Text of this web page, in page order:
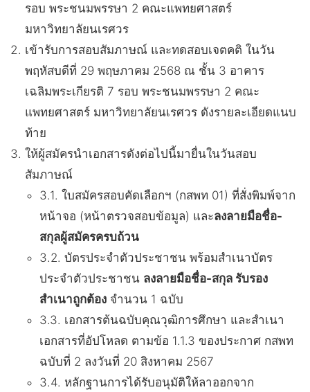
รอบ พระชนมพรรษา 2 คณะแพทยศาสตร์
มหาวิทยาลัยนเรศวร
เข้ารับการสอบสัมภาษณ์ และทดสอบเจตคติ ในวัน
พฤหัสบดีที่ 29 พฤษภาคม 2568 ณ ชั้น 3 อาคาร
เฉลิมพระเกียรติ 7 รอบ พระชนมพรรษา 2 คณะ
แพทยศาสตร์ มหาวิทยาลัยนเรศวร ดังรายละเอียดแนบ
ท้าย
ให้ผู้สมัครนำเอกสารดังต่อไปนี้มายื่นในวันสอบ
สัมภาษณ์
3.1. ใบสมัครสอบคัดเลือกฯ (กสพท 01) ที่สั่งพิมพ์จาก
หน้าจอ (หน้าตรวจสอบข้อมูล) และลงลายมือชื่อ-
สกุลผู้สมัครครบถ้วน
3.2. บัตรประจำตัวประชาชน พร้อมสำเนาบัตร
ประจำตัวประชาชน ลงลายมือชื่อ-สกุล รับรอง
สำเนาถูกต้องจำนวน 1 ฉบับ
3.3. เอกสารต้นฉบับคุณวุฒิการศึกษา และสำเนา
เอกสารที่อัปโหลด ตามข้อ 1.1.3 ของประกาศ กสพท
ฉบับที่ 2 ลงวันที่ 20 สิงหาคม 2567
3.4. หลักฐานการได้รับอนุมัติให้ลาออกจาก